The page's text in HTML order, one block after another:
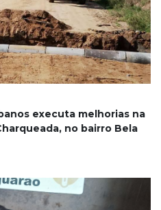
executa melhorias na
no bairro Bela